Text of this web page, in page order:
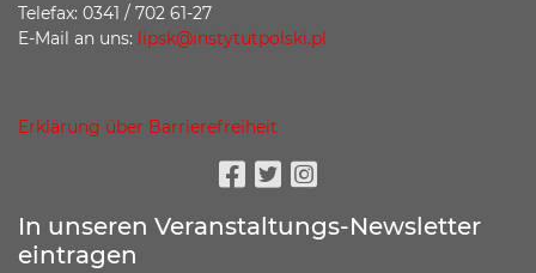
Telefax: 0341 / 702 61-27
E-Mail an uns: lipsk@instytutpolski.pl
Erklärung über Barrierefreiheit
Facebook
TwitterInstagram
In unseren Veranstaltungs-Newsletter
eintragen